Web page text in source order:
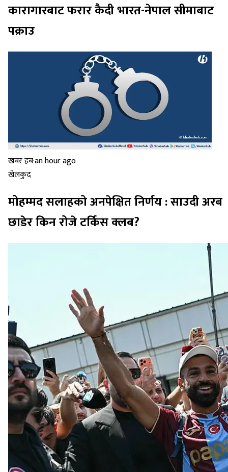
कारागारबाट फरार कैदी भारत-नेपाल सीमाबाट
पक्राउ
खबर हब·an hour ago
खेलकुद
मोहम्मद सलाहको अनपेक्षित निर्णय : साउदी अरब
छाडेर किन रोजे टर्किस क्लब?